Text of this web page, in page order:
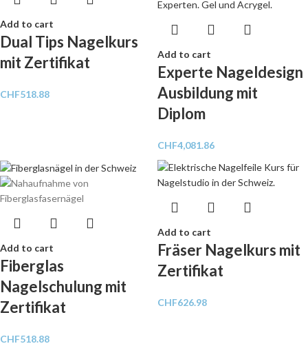
Add to cart
Dual Tips Nagelkurs
mit Zertifikat
CHF518.88
Add to cart
Experte Nageldesign
Ausbildung mit
Diplom
CHF4,081.86
Add to cart
Fiberglas
Nagelschulung mit
Zertifikat
CHF518.88
Add to cart
Fräser Nagelkurs mit
Zertifikat
CHF626.98